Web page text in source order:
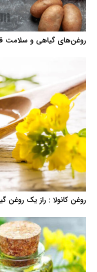
روغن‌های گیاهی و سلامت
روغن کانولا : راز یک روغن